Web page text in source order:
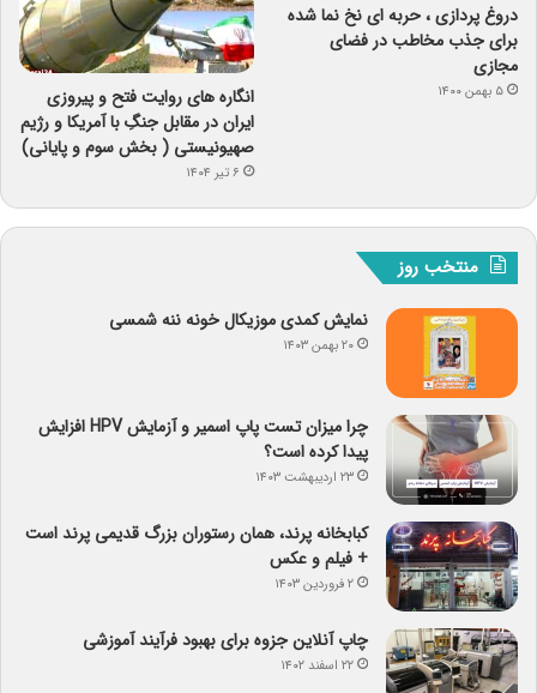
دروغ پردازی ، حربه ای نخ نما شده
برای جذب مخاطب در فضای
مجازی
۵ بهمن ۱۴۰۰
انگاره های روایت فتح و پیروزی
ایران در مقابل جنگِ با آمریکا و رژیم
صهیونیستی ( بخش سوم و پایانی)
۶ تیر ۱۴۰۴
منتخب روز
نمایش کمدی موزیکال خونه ننه شمسی
۲۰ بهمن ۱۴۰۳
چرا میزان تست پاپ اسمیر و آزمایش HPV افزایش
پیدا کرده است؟
۲۳ اردیبهشت ۱۴۰۳
کبابخانه پرند، همان رستوران بزرگ قدیمی پرند است
+ فیلم و عکس
۲ فروردین ۱۴۰۳
چاپ آنلاین جزوه برای بهبود فرآیند آموزشی
۲۲ اسفند ۱۴۰۲